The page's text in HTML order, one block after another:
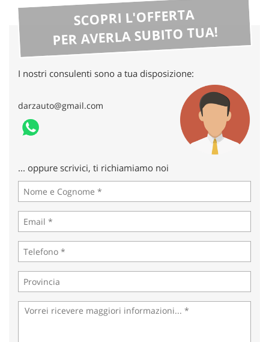
SCOPRI L'OFFERTA
PER AVERLA SUBITO TUA!
I nostri consulenti sono a tua disposizione:
darzauto@gmail.com
... oppure scrivici, ti richiamiamo noi
Cookie di marketing
la
Salva
le